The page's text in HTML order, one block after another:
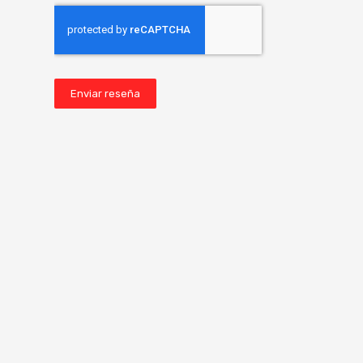
Enviar reseña